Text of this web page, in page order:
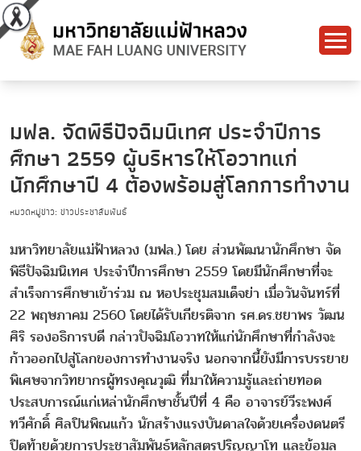
มฟล. จัดพิธีปัจฉิมนิเทศ ประจำปีการ
ศึกษา 2559 ผู้บริหารให้โอวาทแก่
นักศึกษาปี 4 ต้องพร้อมสู่โลกการทำงาน
หมวดหมู่ข่าว: ข่าวประชาสัมพันธ์
มหาวิทยาลัยแม่ฟ้าหลวง (มฟล.) โดย ส่วนพัฒนานักศึกษา จัด
พิธีปัจฉิมนิเทศ ประจำปีการศึกษา 2559 โดยมีนักศึกษาที่จะ
สำเร็จการศึกษาเข้าร่วม ณ หอประชุมสมเด็จย่า เมื่อวันจันทร์ที่
22 พฤษภาคม 2560 โดยได้รับเกียรติจาก รศ.ดร.ชยาพร วัฒน
ศิริ รองอธิการบดี กล่าวปัจฉิมโอวาทให้แก่นักศึกษาที่กำลังจะ
ก้าวออกไปสู่โลกของการทำงานจริง นอกจากนี้ยังมีการบรรยาย
พิเศษจากวิทยากรผู้ทรงคุณวุฒิ ที่มาให้ความรู้และถ่ายทอด
ประสบการณ์แก่เหล่านักศึกษาชั้นปีที่ 4 คือ อาจารย์วีระพงศ์
ทวีศักดิ์ ศิลปินพิณแก้ว นักสร้างแรงบันดาลใจด้วยเครื่องดนตรี
ปิดท้ายด้วยการประชาสัมพันธ์หลักสูตรปริญญาโท และข้อมูล